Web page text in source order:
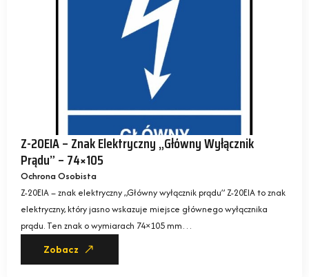
Z-20EIA – Znak Elektryczny „Główny Wyłącznik
Prądu” – 74×105
Ochrona Osobista
Z-20EIA – znak elektryczny „Główny wyłącznik prądu” Z-20EIA to znak
elektryczny, który jasno wskazuje miejsce głównego wyłącznika
prądu. Ten znak o wymiarach 74×105 mm…
Zobacz